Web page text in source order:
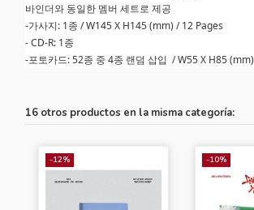
바인더와 동일한 멤버 세트로 제공
-가사지: 1종 / W145 X H145 (mm) / 12 Pages
- CD-R: 1종
-포토카드: 52종 중 4종 랜덤 삽입 / W55 X H85 (mm)
16 otros productos en la misma categoría:
-12% -10%